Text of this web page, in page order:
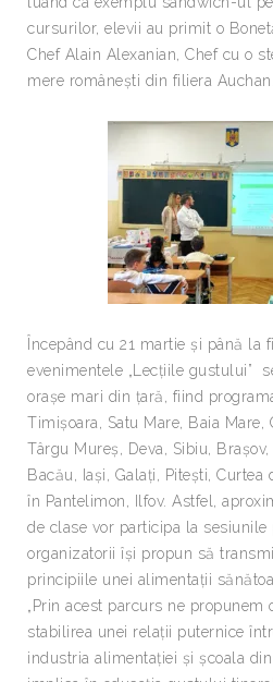
cursurilor, elevii au primit o
Chef Alain Alexanian, Chef cu o
mere românești din filiera Auchan.
Începând cu 21 martie și până la
evenimentele „Lecțiile gustului”
orașe mari din țară, fiind
Timișoara, Satu Mare, Baia Mare,
Târgu Mureș, Deva, Sibiu, Brașov,
Bacău, Iași, Galați, Pitești, Curtea
în Pantelimon, Ilfov. Astfel,
de clase vor participa la sesiunile
organizatorii își propun să
principiile unei alimentații
„Prin acest parcurs ne
stabilirea unei relații puternice
industria alimentației și școala